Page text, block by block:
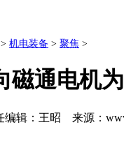
> 机电装备 > 聚焦 >
磁通电机
辑：王昭 来源：